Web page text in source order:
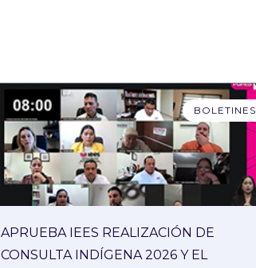
BOLETINES
APRUEBA IEES REALIZACIÓN DE
CONSULTA INDÍGENA 2026 Y EL